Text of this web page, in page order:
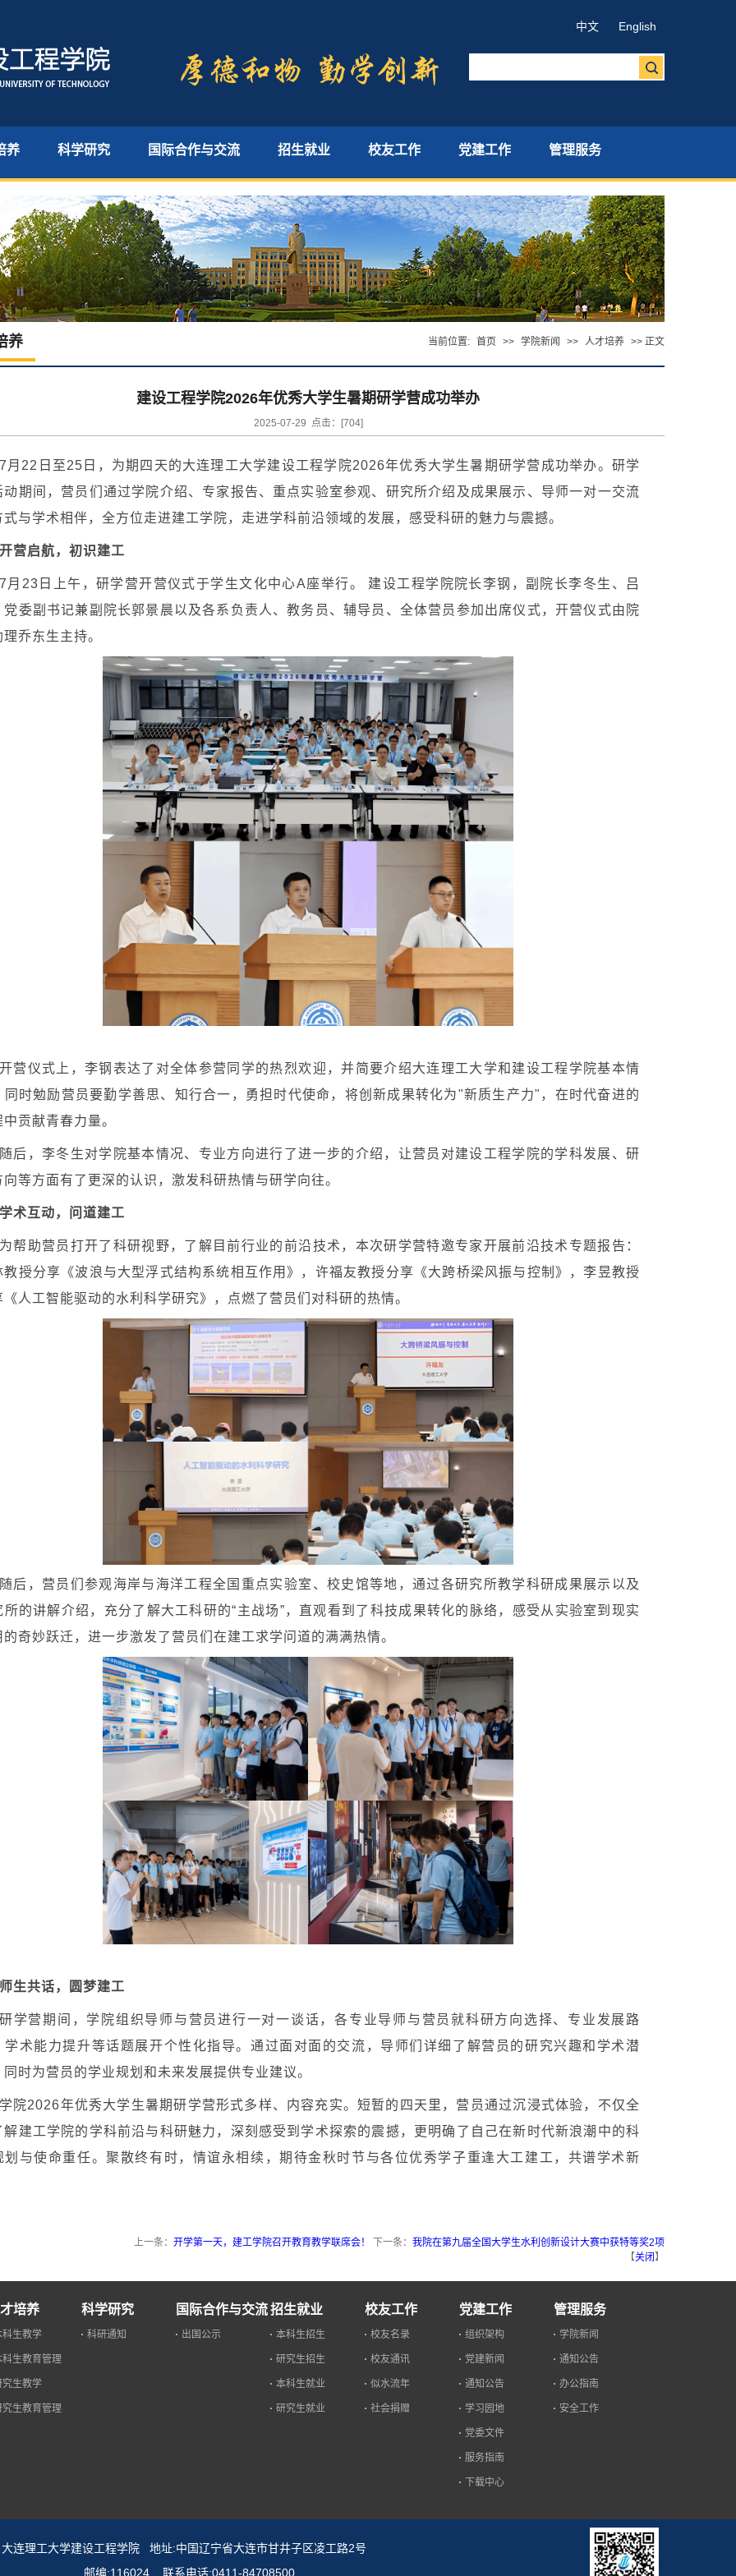
中文 English
养 科学研究 国际合作与交流 招生就业 校友工作 党建工作 管理服务
养 当前位置: 首页 >> 学院新闻 >> 人才培养 >> 正文
建设工程学院2026年优秀大学生暑期研学营成功举办
2025-07-29 点击：[704]
7月22日至25日，为期四天的大连理工大学建设工程学院2026年优秀大学生暑期研学营成功举办。研学
动期间，营员们通过学院介绍、专家报告、重点实验室参观、研究所介绍及成果展示、导师一对一交流
式与学术相伴，全方位走进建工学院，走进学科前沿领域的发展，感受科研的魅力与震撼。
开营启航，初识建工
7月23日上午，研学营开营仪式于学生文化中心A座举行。 建设工程学院院长李钢，副院长李冬生、吕
党委副书记兼副院长郭景晨以及各系负责人、教务员、辅导员、全体营员参加出席仪式，开营仪式由院
乔东生主持。
开营仪式上，李钢表达了对全体参营同学的热烈欢迎，并简要介绍大连理工大学和建设工程学院基本情
同时勉励营员要勤学善思、知行合一，勇担时代使命，将创新成果转化为"新质生产力"，在时代奋进的
中贡献青春力量。
随后，李冬生对学院基本情况、专业方向进行了进一步的介绍，让营员对建设工程学院的学科发展、研
向等方面有了更深的认识，激发科研热情与研学向往。
学术互动，问道建工
为帮助营员打开了科研视野，了解目前行业的前沿技术，本次研学营特邀专家开展前沿技术专题报告：
教授分享《波浪与大型浮式结构系统相互作用》，许福友教授分享《大跨桥梁风振与控制》，李昱教授
《人工智能驱动的水利科学研究》，点燃了营员们对科研的热情。
随后，营员们参观海岸与海洋工程全国重点实验室、校史馆等地，通过各研究所教学科研成果展示以及
所的讲解介绍，充分了解大工科研的“主战场”，直观看到了科技成果转化的脉络，感受从实验室到现实
的奇妙跃迁，进一步激发了营员们在建工求学问道的满满热情。
师生共话，圆梦建工
研学营期间，学院组织导师与营员进行一对一谈话，各专业导师与营员就科研方向选择、专业发展路
学术能力提升等话题展开个性化指导。通过面对面的交流，导师们详细了解营员的研究兴趣和学术潜
同时为营员的学业规划和未来发展提供专业建议。
学院2026年优秀大学生暑期研学营形式多样、内容充实。短暂的四天里，营员通过沉浸式体验，不仅全
解建工学院的学科前沿与科研魅力，深刻感受到学术探索的震撼，更明确了自己在新时代新浪潮中的科
划与使命重任。聚散终有时，情谊永相续，期待金秋时节与各位优秀学子重逢大工建工，共谱学术新
上一条： 开学第一天，建工学院召开教育教学联席会！ 下一条： 我院在第九届全国大学生水利创新设计大赛中获特等奖2项
【关闭 】
培养
科生教学
科生教育管理
究生教学
究生教育管理
科学研究
科研通知
国际合作与交流
出国公示
招生就业
本科生招生
研究生招生
本科生就业
研究生就业
校友工作
校友名录
校友通讯
似水流年
社会捐赠
党建工作
组织架构
党建新闻
通知公告
学习园地
党委文件
服务指南
下载中心
管理服务
学院新闻
通知公告
办公指南
安全工作
大连理工大学建设工程学院 地址:中国辽宁省大连市甘井子区凌工路2号
邮编:116024 联系电话:0411-84708500